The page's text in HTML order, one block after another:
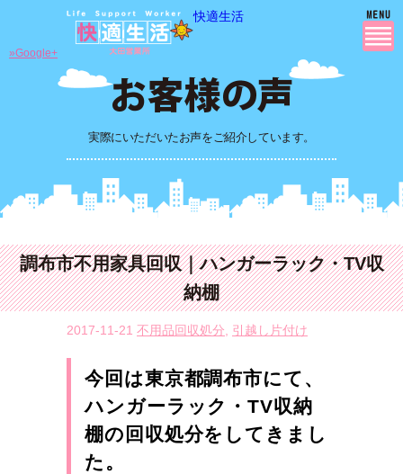
快適生活
実際にいただいたお声をご紹介しています。
»Google+
調布市不用家具回収｜ハンガーラック・TV収
納棚
2017-11-21 不用品回収処分 引越し片付け
今回は東京都調布市にて、
ハンガーラック・TV収納
棚の回収処分をしてきまし
た。